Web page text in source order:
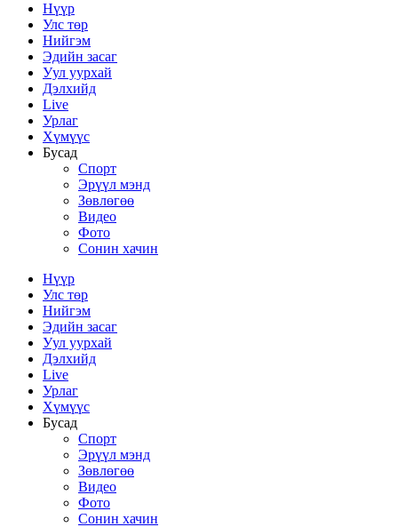
Нүүр
Улс төр
Нийгэм
Эдийн засаг
Уул уурхай
Дэлхийд
Live
Урлаг
Хүмүүс
Бусад
Спорт
Эрүүл мэнд
Зөвлөгөө
Видео
Фото
Сонин хачин
Нүүр
Улс төр
Нийгэм
Эдийн засаг
Уул уурхай
Дэлхийд
Live
Урлаг
Хүмүүс
Бусад
Спорт
Эрүүл мэнд
Зөвлөгөө
Видео
Фото
Сонин хачин